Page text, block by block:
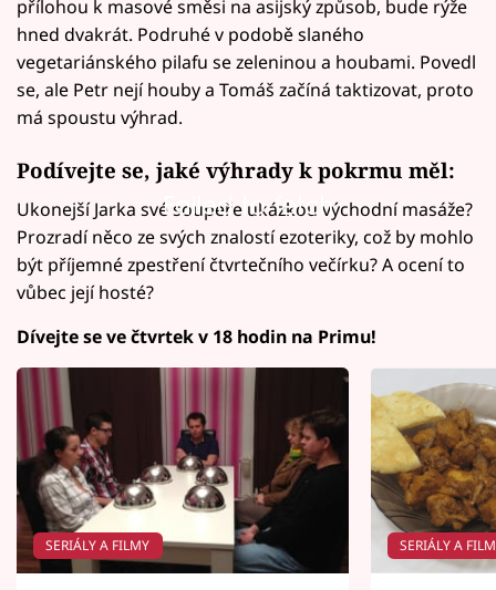
přílohou k masové směsi na asijský způsob, bude rýže
hned dvakrát. Podruhé v podobě slaného
vegetariánského pilafu se zeleninou a houbami. Povedl
se, ale Petr nejí houby a Tomáš začíná taktizovat, proto
má spoustu výhrad.
Podívejte se, jaké výhrady k pokrmu měl:
Failed to fetch
Ukonejší Jarka své soupeře ukázkou východní masáže?
Prozradí něco ze svých znalostí ezoteriky, což by mohlo
být příjemné zpestření čtvrtečního večírku? A ocení to
vůbec její hosté?
Dívejte se ve čtvrtek v 18 hodin na Primu!
SERIÁLY A FILMY SERIÁLY A